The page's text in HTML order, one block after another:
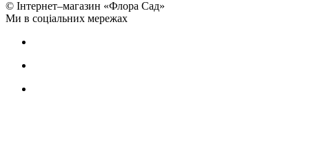
© Інтернет–магазин «Флора Сад»
Ми в соціальних мережах